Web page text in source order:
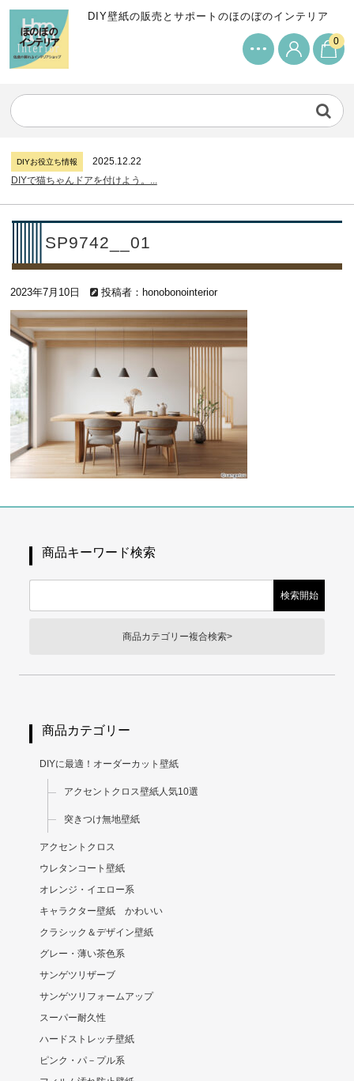
DIY壁紙の販売とサポートのほのぼのインテリア
0
サンゲツリザーブの壁紙について...
DIYお役立ち情報
2026.7.31
DIYお役立ち情報
2025.12.22
DIYで猫ちゃんドアを付けよう。...
DIYお役立ち情報
2026.7.31
糊付け壁紙のポイントについて...
2025.12.22
DIYで猫ちゃんドアを付けよう。...
DIYお役立ち情報
2024.7.11
サンゲツリザーブの壁紙について...
SP9742__01
2023年7月10日 投稿者：honobonointerior
商品キーワード検索
商品カテゴリー複合検索>
商品カテゴリー
DIYに最適！オーダーカット壁紙
アクセントクロス壁紙人気10選
突きつけ無地壁紙
アクセントクロス
ウレタンコート壁紙
オレンジ・イエロー系
キャラクター壁紙 かわいい
クラシック＆デザイン壁紙
グレー・薄い茶色系
サンゲツリザーブ
サンゲツリフォームアップ
スーパー耐久性
ハードストレッチ壁紙
ピンク・パ－プル系